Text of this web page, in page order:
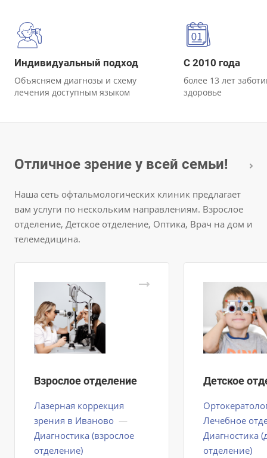
Индивидуальный подход
Объясняем диагнозы и схему
лечения доступным языком
С 2010 года
более 13 лет
здоровье
Отличное зрение у всей семьи!
Наша сеть офтальмологических клиник предлагает
вам услуги по нескольким направлениям. Взрослое
отделение, Детское отделение, Оптика, Врач на дом и
телемедицина.
Взрослое отделение
Лазерная коррекция
зрения в Иваново —
Диагностика (взрослое
отделение)
Детское
Лечебное
Диагностика
отделение)